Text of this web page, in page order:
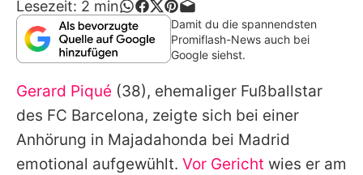
Familie & Liebe
Promiflash Exklusiv
Alle Themen auf Promiflash
Jobs
Lesezeit: 2 min
Damit du die spannendsten
Promiflash-News auch bei
Google siehst.
Gerard Piqué (38), ehemaliger Fußballstar
des FC Barcelona, zeigte sich bei einer
Anhörung in Majadahonda bei Madrid
emotional aufgewühlt. Vor Gericht wies er am